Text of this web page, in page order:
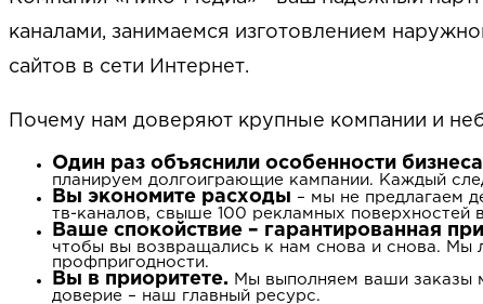
каналами, занимаемся изготовлением
сайтов в сети Интернет.
Почему нам доверяют крупные компании и
Один раз объяснили особенности
планируем долгоиграющие кампании. Каждый
Вы экономите расходы – мы не предлагаем
тв-каналов, свыше 100 рекламных поверхностей
Ваше спокойствие – гарантированная
чтобы вы возвращались к нам снова и снова. Мы
профпригодности.
Вы в приоритете. Мы выполняем ваши заказы
доверие – наш главный ресурс.